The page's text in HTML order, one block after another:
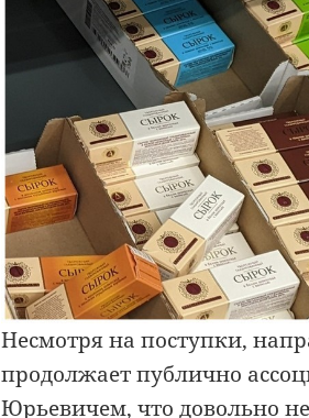
Несмотря на поступки,
продолжает публично
Юрьевичем, что довольно